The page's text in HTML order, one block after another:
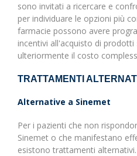
sono invitati a ricercare e
per individuare le opzioni più
farmacie possono avere
incentivi all'acquisto di
ulteriormente il costo
TRATTAMENTI
Alternative a Sinemet
Per i pazienti che non
Sinemet o che manifestano
esistono trattamenti